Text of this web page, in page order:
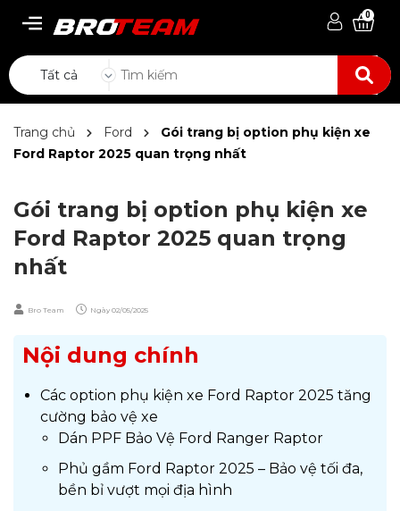
0
Tất cả
Trang chủ Ford
Gói trang bị option phụ kiện xe
Ford Raptor 2025 quan trọng nhất
Gói trang bị option phụ kiện xe
Ford Raptor 2025 quan trọng
nhất
Bro Team Ngày 02/05/2025
Nội dung chính
Các option phụ kiện xe Ford Raptor 2025 tăng
cường bảo vệ xe
Dán PPF Bảo Vệ Ford Ranger Raptor
Phủ gầm Ford Raptor 2025 – Bảo vệ tối đa,
bền bỉ vượt mọi địa hình